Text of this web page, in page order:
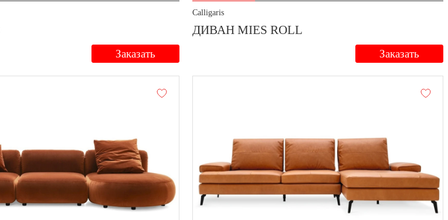
Заказать
Calligaris
ДИВАН MIES ROLL
Заказать